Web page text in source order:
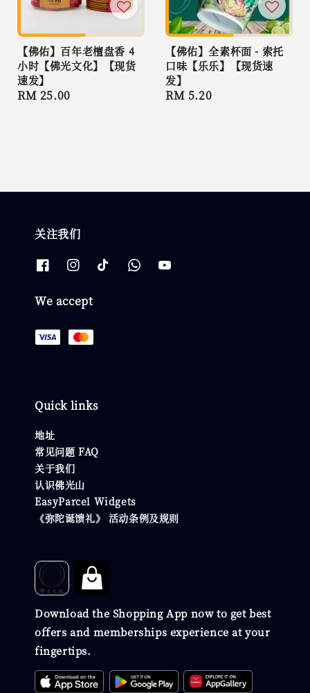
【佛佑】百年老檀盘香 4
小时【佛光文化】【现货
速发】
Regular
RM 25.00
【佛佑】全素杯面 - 索托
口味【乐乐】【现货速
发】
Regular
RM 5.20
关注我们
We accept
Quick links
地址
常见问题 FAQ
关于我们
认识佛光山
EasyParcel Widgets
《弥陀诞馈礼》 活动条例及规则
Download the Shopping App now to get best
offers and memberships experience at your
fingertips.